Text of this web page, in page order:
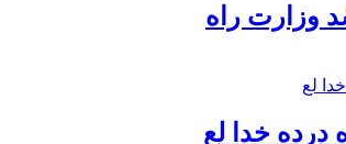
وزارت راه
خدا لع